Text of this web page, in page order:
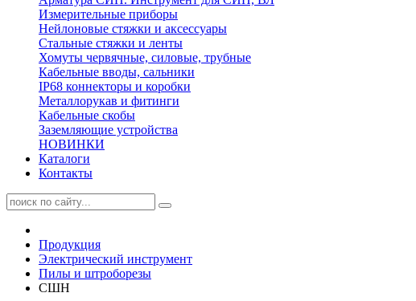
Измерительные приборы
Нейлоновые стяжки и аксессуары
Стальные стяжки и ленты
Хомуты червячные, силовые, трубные
Кабельные вводы, сальники
IP68 коннекторы и коробки
Металлорукав и фитинги
Кабельные скобы
Заземляющие устройства
НОВИНКИ
Каталоги
Контакты
Продукция
Электрический инструмент
Пилы и штроборезы
СШН